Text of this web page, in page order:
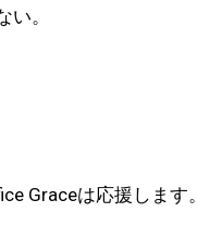
。
Graceは応援します。